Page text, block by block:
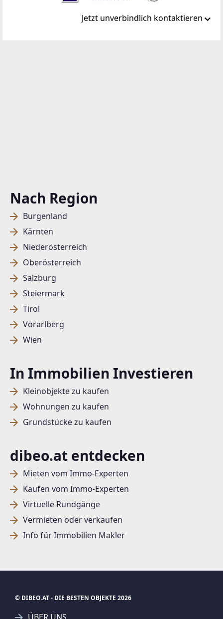
Nach Region
Burgenland
Kärnten
Niederösterreich
Oberösterreich
Salzburg
Steiermark
Tirol
Vorarlberg
Wien
In Immobilien Investieren
Kleinobjekte zu kaufen
Wohnungen zu kaufen
Grundstücke zu kaufen
dibeo.at entdecken
Mieten vom Immo-Experten
Kaufen vom Immo-Experten
Virtuelle Rundgänge
Vermieten oder verkaufen
Info für Immobilien Makler
Jetzt unverbindlich kontaktieren
© DIBEO.AT - DIE BESTEN OBJEKTE 2026